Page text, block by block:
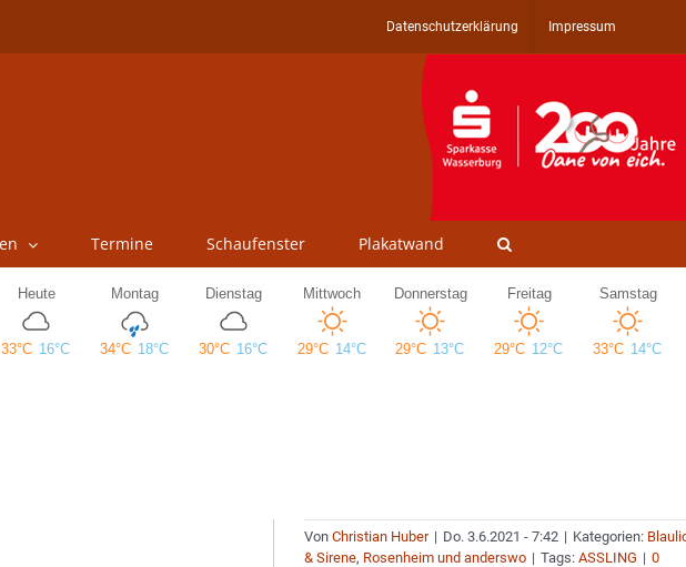
Datenschutzerklärung Impressum
Termine Schaufenster Plakatwand
VonChristian Huber | Do. 3.6.2021 - 7:42 | Kategorien:
& Sirene, Rosenheim und anderswo | Tags:ASSLING | 0